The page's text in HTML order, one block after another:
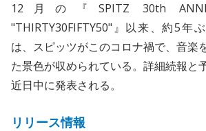
12月の『SPITZ 30th
"THIRTY30FIFTY50"』以来、約5年
は、スピッツがこのコロナ禍で、音楽
た景色が収められている。詳細続報と
近日中に発表される。
リリース情報